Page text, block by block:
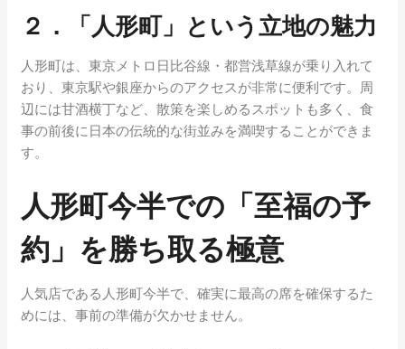
２．「人形町」という立地の魅力
人形町は、東京メトロ日比谷線・都営浅草線が乗り入れて
おり、東京駅や銀座からのアクセスが非常に便利です。周
辺には甘酒横丁など、散策を楽しめるスポットも多く、食
事の前後に日本の伝統的な街並みを満喫することができま
す。
人形町今半での「至福の予
約」を勝ち取る極意
人気店である人形町今半で、確実に最高の席を確保するた
めには、事前の準備が欠かせません。